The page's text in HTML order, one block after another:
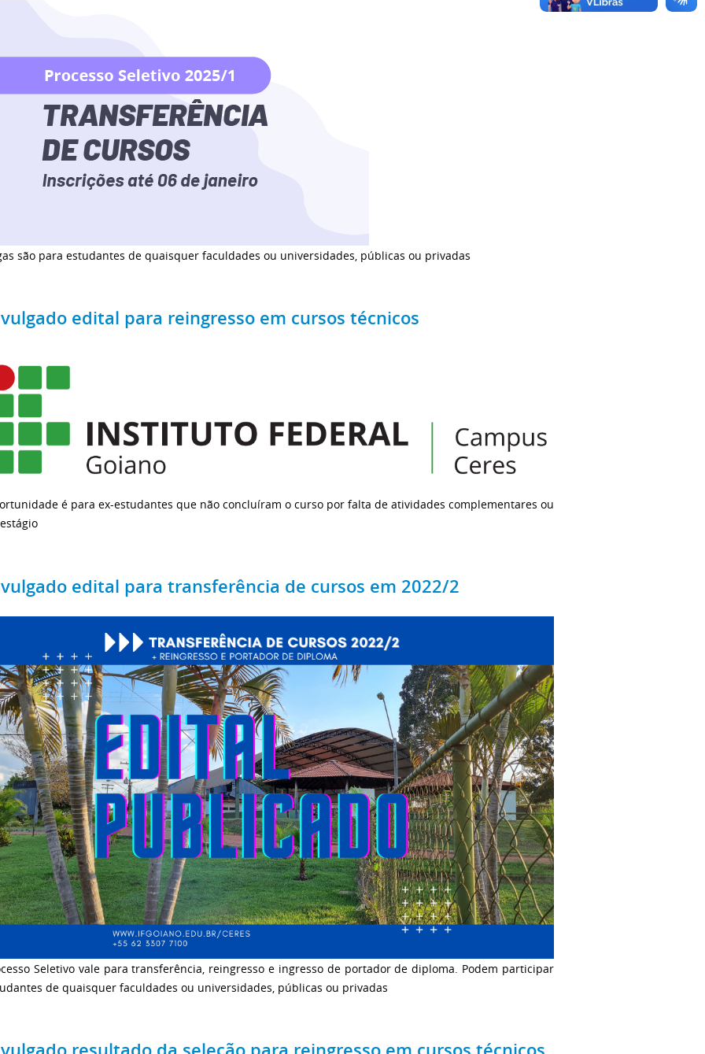
são para estudantes de quaisquer faculdades ou universidades, públicas ou privadas
edital para reingresso em cursos técnicos
é para ex-estudantes que não concluíram o curso por falta de atividades complementares ou
edital para transferência de cursos em 2022/2
Seletivo vale para transferência, reingresso e ingresso de portador de diploma. Podem participar
de quaisquer faculdades ou universidades, públicas ou privadas